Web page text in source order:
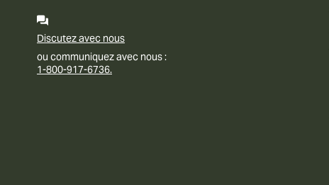
Discutez avec nous
ou communiquez avec nous :
1-800-917-6736.